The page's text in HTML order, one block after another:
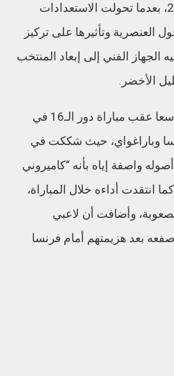
ربع نهائي كأس العالم 2026، بعدما تحولت الاستعدادات
العنصرية وتأثيرها على تركيز
الجهاز الفني إلى إبعاد المنتخب
الأخضر.
وكانت أماريا أثارت جدلا واسعا عقب مباراة دور الـ16 في
2026 بين فرنسا وباراغواي، حيث شككت في
واصفة إياه بأنه “كاميروني
انتقدت أداءه خلال المباراة،
وأضافت أن لاعبي
بعد هزيمتهم أمام فرنسا